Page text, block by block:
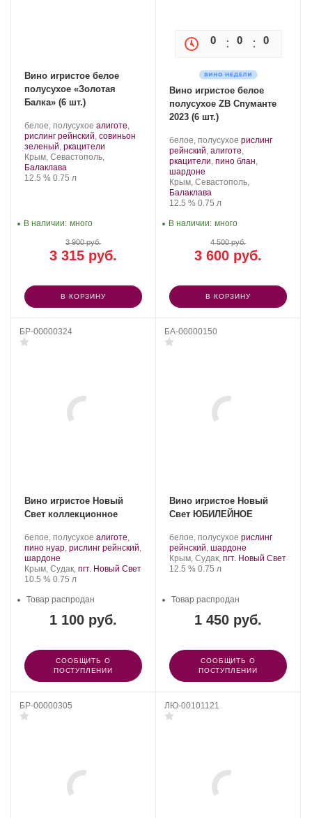
Вино игристое белое
полусухое «Золотая
Балка» (6 шт.)
Производитель:
Золотая
Балка.
белое, полусухое .
Сорт
винограда:
алиготе,
рислинг рейнский, совиньон
зеленый, ркацители
Регион:
Крым, Севастополь,
Балаклава
Крепость
12.5 %. Объем
0.75 л
3 315 руб.
3 900 руб.
В наличии: много
В КОРЗИНУ
0 0 0
Вино игристое белое
полусухое ZB Спуманте
2023 (6 шт.)
Производитель:
Золотая
Балка.
белое, полусухое .
Сорт
винограда:
рислинг
рейнский, алиготе,
ркацители, пино блан,
шардоне
Регион:
Крым, Севастополь,
Балаклава
Крепость
12.5 %. Объем
0.75 л
3 600 руб.
4 500 руб.
В наличии: много
В КОРЗИНУ
БР-00000324
Вино игристое Новый
Свет коллекционное
Производитель:
Новый
Свет.
белое, полусухое .
Сорт
алиготе,
пино нуар, рислинг рейнский,
шардоне
Регион:
Крым, Судак, пгт. Новый Свет
Крепость
10.5 %. Объем
0.75 л
1 100 руб.
Товар распродан
СООБЩИТЬ О
ПОСТУПЛЕНИИ
БА-00000150
Вино игристое Новый
Свет ЮБИЛЕЙНОЕ
Производитель:
Новый
Свет.
белое, полусухое .
Сорт
винограда:
рислинг
рейнский, шардоне
Регион:
Крым, Судак, пгт. Новый Свет
Крепость
12.5 %. Объем
0.75 л
1 450 руб.
Товар распродан
СООБЩИТЬ О
ПОСТУПЛЕНИИ
БР-00000305 ЛЮ-00101121